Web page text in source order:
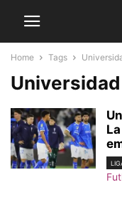
Home Tags